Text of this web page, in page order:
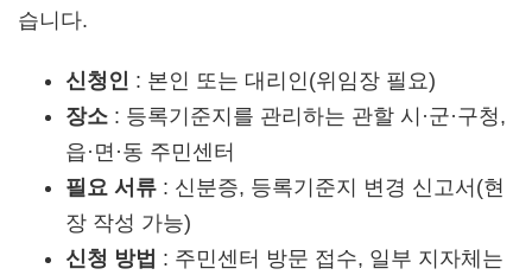
습니다.
신청인 : 본인 또는 대리인(위임장 필요)
장소 : 등록기준지를 관리하는 관할 시·군·구청,
읍·면·동 주민센터
필요 서류 : 신분증, 등록기준지 변경 신고서(현
장 작성 가능)
신청 방법 : 주민센터 방문 접수, 일부 지자체는